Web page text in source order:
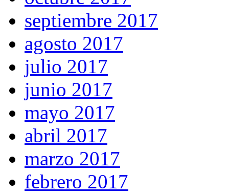
septiembre 2017
agosto 2017
julio 2017
junio 2017
mayo 2017
abril 2017
marzo 2017
febrero 2017